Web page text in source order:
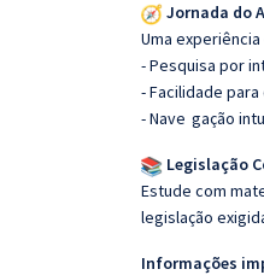
Jornada do
Uma
- Pesquisa por
- Facilidade
- Nave gação
Legislação
Estude com
legislação
Informações